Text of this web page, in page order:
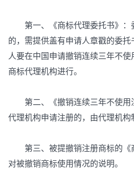
第一、《商标代理委托书》：
的，需提供盖有申请人章戳的委
人要在中国申请撤销连续三年不
商标代理机构进行。
第二、《撤销连续三年不使用
代理机构申请注册的，由代理机构
第三、被提撤销注册商标的《
对被撤销商标使用情况的说明。